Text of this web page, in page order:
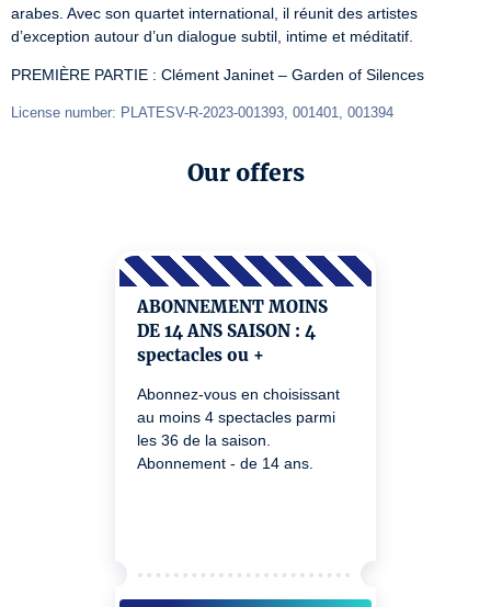
arabes. Avec son quartet international, il réunit des artistes
d’exception autour d’un dialogue subtil, intime et méditatif.
PREMIÈRE PARTIE : Clément Janinet – Garden of Silences
License number: PLATESV-R-2023-001393, 001401, 001394
Our offers
ABONNEMENT MOINS
DE 14 ANS SAISON : 4
spectacles ou +
Abonnez-vous en choisissant
au moins 4 spectacles parmi
les 36 de la saison.
Abonnement - de 14 ans.